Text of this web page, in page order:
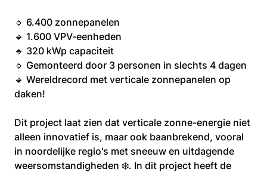
🔹 6.400 zonnepanelen
🔹 1.600 VPV-eenheden
🔹 320 kWp capaciteit
🔹 Gemonteerd door 3 personen in slechts 4 dagen
🔹 Wereldrecord met verticale zonnepanelen op
daken!
Dit project laat zien dat verticale zonne-energie niet
alleen innovatief is, maar ook baanbrekend, vooral
in noordelijke regio's met sneeuw en uitdagende
weersomstandigheden ❄️. In dit project heeft de